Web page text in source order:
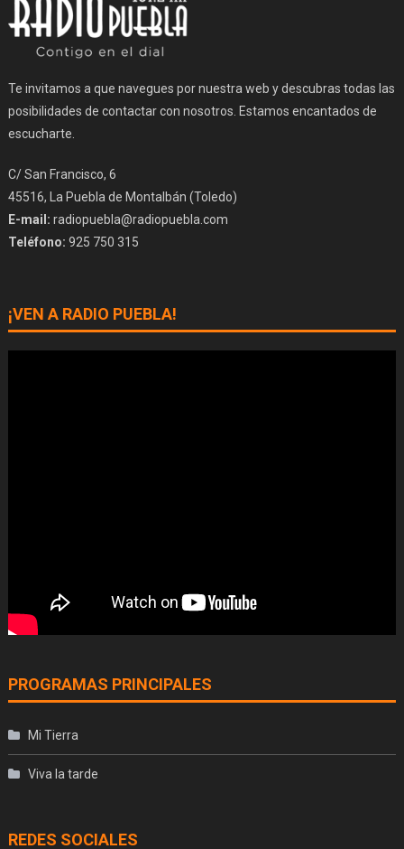
Te invitamos a que navegues por nuestra web y descubras todas las
posibilidades de contactar con nosotros. Estamos encantados de
escucharte.
C/ San Francisco, 6
45516, La Puebla de Montalbán (Toledo)
E-mail: radiopuebla@radiopuebla.com
Teléfono: 925 750 315
¡VEN A RADIO PUEBLA!
PROGRAMAS PRINCIPALES
Mi Tierra
Viva la tarde
REDES SOCIALES